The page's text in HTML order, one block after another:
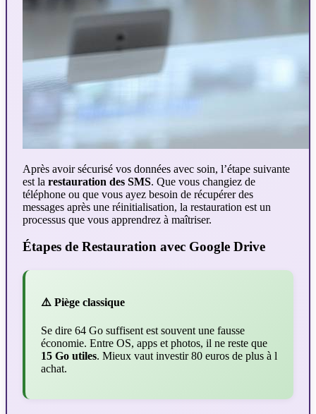
Après avoir sécurisé vos données avec soin, l’étape suivante
est la restauration des SMS. Que vous changiez de
téléphone ou que vous ayez besoin de récupérer des
messages après une réinitialisation, la restauration est un
processus que vous apprendrez à maîtriser.
Étapes de Restauration avec Google Drive
⚠️ Piège classique
Se dire 64 Go suffisent est souvent une fausse
économie. Entre OS, apps et photos, il ne reste que
15 Go utiles. Mieux vaut investir 80 euros de plus à l
achat.